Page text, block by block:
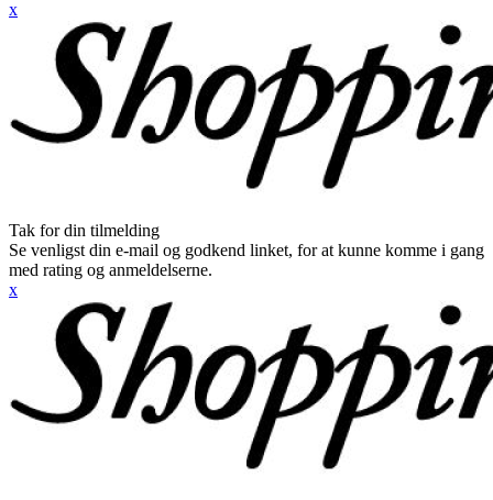
x
Tak for din tilmelding
Se venligst din e-mail og godkend linket, for at kunne komme i gang
med rating og anmeldelserne.
x